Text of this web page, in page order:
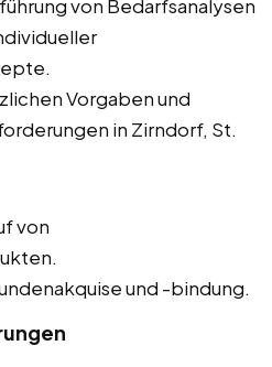
von Bedarfsanalysen
Vorgaben und
in Zirndorf, St.
von
und -bindung.